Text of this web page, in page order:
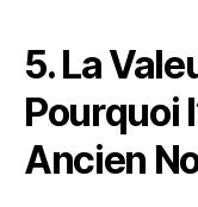
5. La
Pourquoi
Ancien